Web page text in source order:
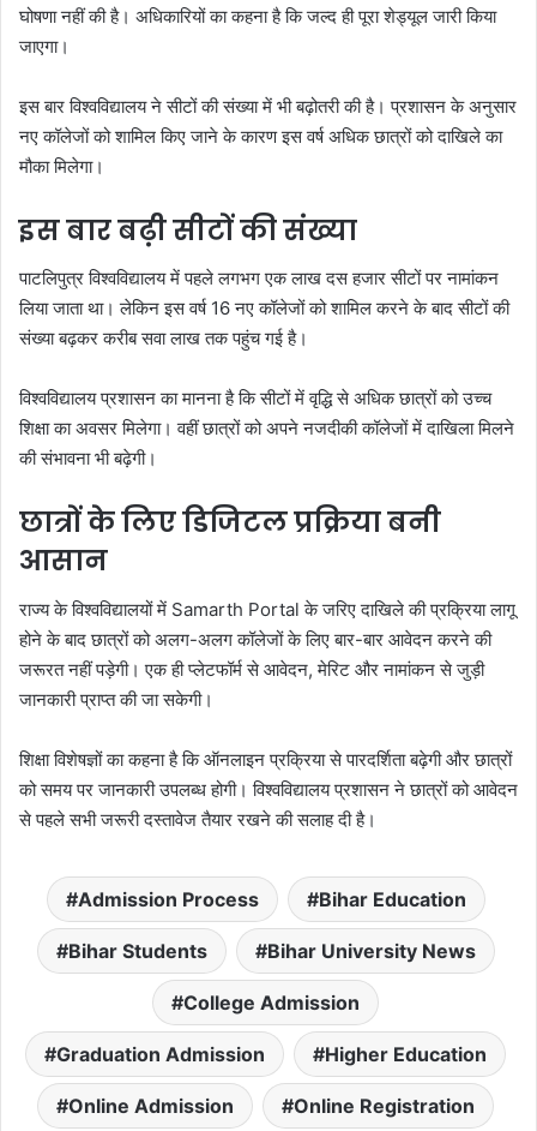
घोषणा नहीं की है। अधिकारियों का कहना है कि जल्द ही पूरा शेड्यूल जारी किया
जाएगा।
इस बार विश्वविद्यालय ने सीटों की संख्या में भी बढ़ोतरी की है। प्रशासन के अनुसार
नए कॉलेजों को शामिल किए जाने के कारण इस वर्ष अधिक छात्रों को दाखिले का
मौका मिलेगा।
इस बार बढ़ी सीटों की संख्या
पाटलिपुत्र विश्वविद्यालय में पहले लगभग एक लाख दस हजार सीटों पर नामांकन
लिया जाता था। लेकिन इस वर्ष 16 नए कॉलेजों को शामिल करने के बाद सीटों की
संख्या बढ़कर करीब सवा लाख तक पहुंच गई है।
विश्वविद्यालय प्रशासन का मानना है कि सीटों में वृद्धि से अधिक छात्रों को उच्च
शिक्षा का अवसर मिलेगा। वहीं छात्रों को अपने नजदीकी कॉलेजों में दाखिला मिलने
की संभावना भी बढ़ेगी।
छात्रों के लिए डिजिटल प्रक्रिया बनी
आसान
राज्य के विश्वविद्यालयों में Samarth Portal के जरिए दाखिले की प्रक्रिया लागू
होने के बाद छात्रों को अलग-अलग कॉलेजों के लिए बार-बार आवेदन करने की
जरूरत नहीं पड़ेगी। एक ही प्लेटफॉर्म से आवेदन, मेरिट और नामांकन से जुड़ी
जानकारी प्राप्त की जा सकेगी।
शिक्षा विशेषज्ञों का कहना है कि ऑनलाइन प्रक्रिया से पारदर्शिता बढ़ेगी और छात्रों
को समय पर जानकारी उपलब्ध होगी। विश्वविद्यालय प्रशासन ने छात्रों को आवेदन
से पहले सभी जरूरी दस्तावेज तैयार रखने की सलाह दी है।
Admission Process Bihar Education
Bihar Students Bihar University News
College Admission
Graduation Admission Higher Education
Online Admission Online Registration